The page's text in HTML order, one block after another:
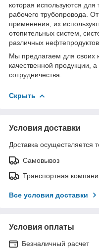
которая используются
рабочего трубопровода.
применения, их
отопительных систем,
различных
Мы предлагаем для своих
качественной продукции,
сотрудничества.
Скрыть
Условия доставки
Доставка осуществляется
Самовывоз
Транспортная
Все условия доставки
Условия оплаты
Безналичный расчет